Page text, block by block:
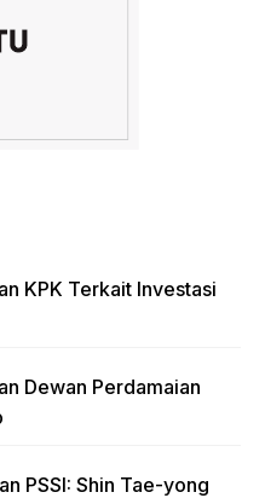
KPK Terkait Investasi
Dewan Perdamaian
PSSI: Shin Tae-yong